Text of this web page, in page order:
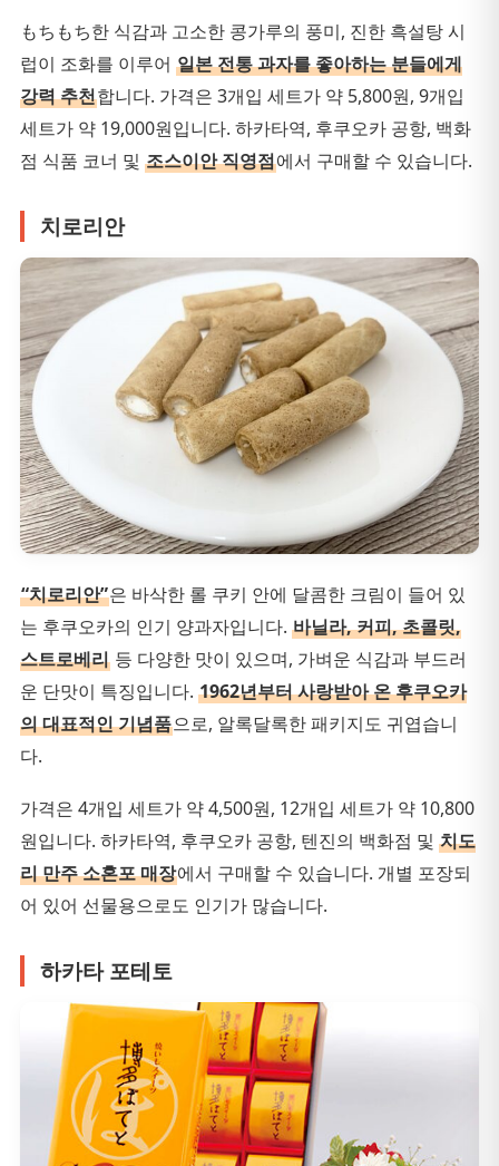
もちもち한 식감과 고소한 콩가루의 풍미, 진한 흑설탕 시
럽이 조화를 이루어 일본 전통 과자를 좋아하는 분들에게
강력 추천합니다. 가격은 3개입 세트가 약 5,800원, 9개입
세트가 약 19,000원입니다. 하카타역, 후쿠오카 공항, 백화
점 식품 코너 및 조스이안 직영점에서 구매할 수 있습니다.
치로리안
“치로리안”은 바삭한 롤 쿠키 안에 달콤한 크림이 들어 있
는 후쿠오카의 인기 양과자입니다. 바닐라, 커피, 초콜릿,
스트로베리 등 다양한 맛이 있으며, 가벼운 식감과 부드러
운 단맛이 특징입니다. 1962년부터 사랑받아 온 후쿠오카
의 대표적인 기념품으로, 알록달록한 패키지도 귀엽습니
다.
가격은 4개입 세트가 약 4,500원, 12개입 세트가 약 10,800
원입니다. 하카타역, 후쿠오카 공항, 텐진의 백화점 및 치도
리 만주 소혼포 매장에서 구매할 수 있습니다. 개별 포장되
어 있어 선물용으로도 인기가 많습니다.
하카타 포테토